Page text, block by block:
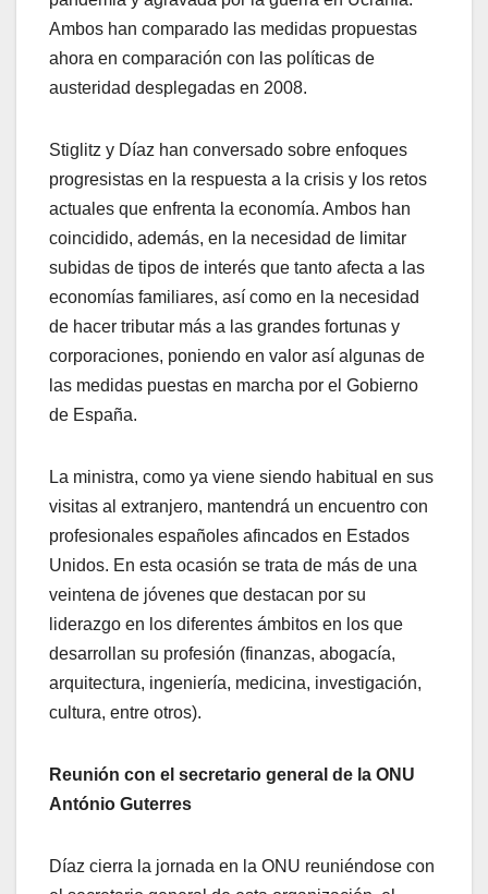
Ambos han comparado las medidas propuestas
ahora en comparación con las políticas de
austeridad desplegadas en 2008.
Stiglitz y Díaz han conversado sobre enfoques
progresistas en la respuesta a la crisis y los retos
actuales que enfrenta la economía. Ambos han
coincidido, además, en la necesidad de limitar
subidas de tipos de interés que tanto afecta a las
economías familiares, así como en la necesidad
de hacer tributar más a las grandes fortunas y
corporaciones, poniendo en valor así algunas de
las medidas puestas en marcha por el Gobierno
de España.
La ministra, como ya viene siendo habitual en sus
visitas al extranjero, mantendrá un encuentro con
profesionales españoles afincados en Estados
Unidos. En esta ocasión se trata de más de una
veintena de jóvenes que destacan por su
liderazgo en los diferentes ámbitos en los que
desarrollan su profesión (finanzas, abogacía,
arquitectura, ingeniería, medicina, investigación,
cultura, entre otros).
Reunión con el secretario general de la ONU
António Guterres
Díaz cierra la jornada en la ONU reuniéndose con